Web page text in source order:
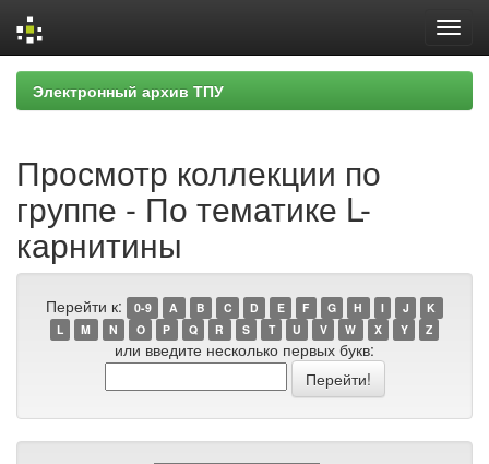
Skip
navigation
Электронный архив ТПУ
Просмотр коллекции по
группе - По тематике L-
карнитины
Перейти к: 0-9 A B C D E F G H I J
K
L
M N O P Q R S T U V W X Y Z
или введите несколько первых букв: